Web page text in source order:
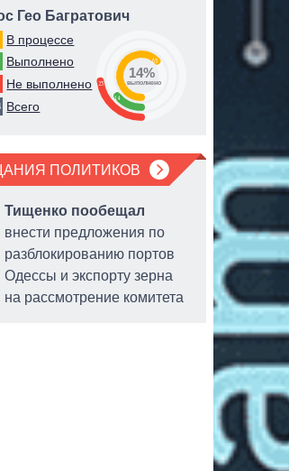
Гео Багратович
В процессе
Выполнено
Не выполнено
Всего
23
14
63
14%
выполнено
ПОЛИТИКОВ
Тищенко пообещал
внести предложения по
разблокированию портов
Одессы и экспорту зерна
на рассмотрение комитета